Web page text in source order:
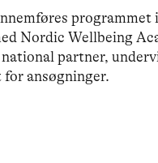
programmet i
Nordic Wellbeing
partner,
ansøgninger.